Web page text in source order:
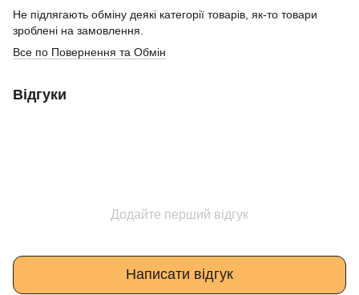
Не підлягають обміну деякі категорії товарів, як-то товари
зроблені на замовлення.
Все по Повернення та Обмін
Відгуки
Додайте перший відгук
Написати відгук